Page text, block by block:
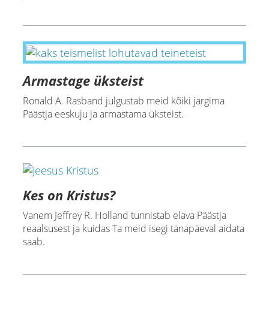
Armastage üksteist
Ronald A. Rasband julgustab meid kõiki järgima
Päästja eeskuju ja armastama üksteist.
Kes on Kristus?
Vanem Jeffrey R. Holland tunnistab elava Päästja
reaalsusest ja kuidas Ta meid isegi tänapäeval aidata
saab.